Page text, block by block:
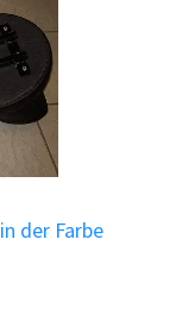
in der Farbe